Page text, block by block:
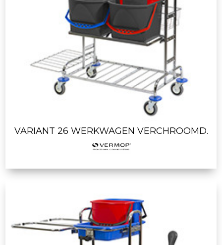
VARIANT 26 WERKWAGEN VERCHROOMD.